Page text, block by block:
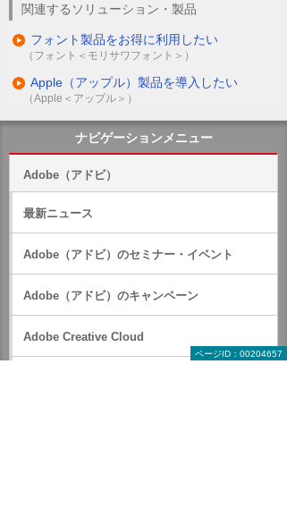
関連するソリューション・製品
フォント製品をお得に利用したい
（フォント＜モリサワフォント＞）
Apple（アップル）製品を導入したい
（Apple＜アップル＞）
ページID：00204657
ナビゲーションメニュー
Adobe（アドビ）
最新ニュース
Adobe（アドビ）のセミナー・イベント
Adobe（アドビ）のキャンペーン
Adobe Creative Cloud